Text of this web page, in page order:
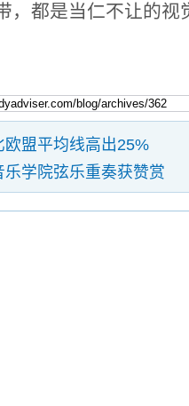
，都是当仁不让的视
欧盟平均线高出25%
乐学院弦乐重奏获赞赏